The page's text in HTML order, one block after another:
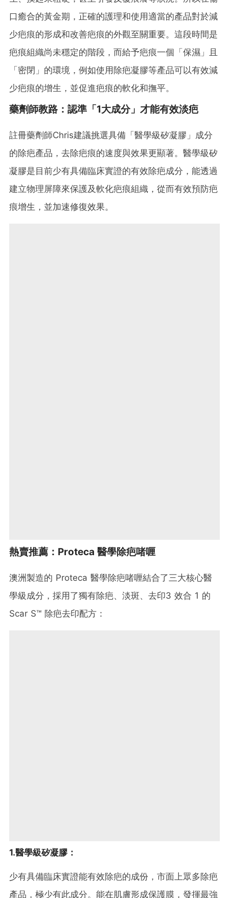
口癒合的黃金期，正確的護理和使用適當的產品對於減
少疤痕的形成和改善疤痕的外觀至關重要。這段時間是
疤痕組織尚未穩定的階段，而給予疤痕一個「保濕」且
「密閉」的環境，例如使用除疤凝膠等產品可以有效減
少疤痕的增生，並促進疤痕的軟化和撫平。
藥劑師教路：認準「1大成分」才能有效淡疤
註冊藥劑師Chris建議挑選具備「醫學級矽凝膠」成分
的除疤產品，去除疤痕的速度與效果更顯著。醫學級矽
凝膠是目前少有具備臨床實證的有效除疤成分，能透過
建立物理屏障來保護及軟化疤痕組織，從而有效預防疤
痕增生，並加速修復效果。
熱賣推薦：Proteca 醫學除疤啫喱
澳洲製造的 Proteca 醫學除疤啫喱結合了三大核心醫
學級成分，採用了獨有除疤、淡斑、去印3 效合 1 的
Scar S™ 除疤去印配方：
1.醫學級矽凝膠：
少有具備臨床實證能有效除疤的成份， 市面上眾多除疤
產品，極少有此成分。 能在肌膚形成保護膜，發揮最強